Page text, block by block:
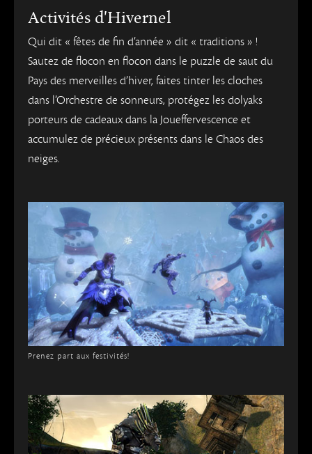
Activités d'Hivernel
Qui dit « fêtes de fin d’année » dit « traditions » !
Sautez de flocon en flocon dans le puzzle de saut du
Pays des merveilles d’hiver, faites tinter les cloches
dans l’Orchestre de sonneurs, protégez les dolyaks
porteurs de cadeaux dans la Joueffervescence et
accumulez de précieux présents dans le Chaos des
neiges.
Prenez part aux festivités!